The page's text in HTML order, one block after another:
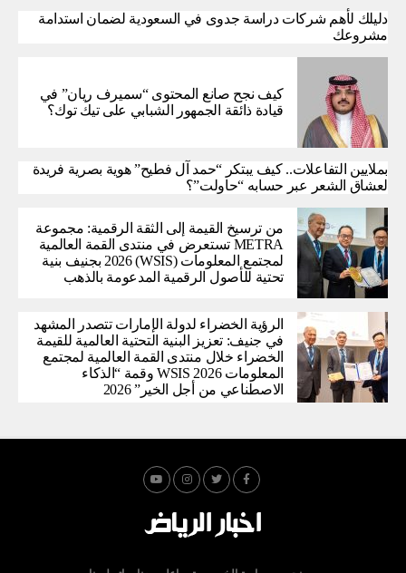
دليلك لأهم شركات دراسة جدوى في السعودية لضمان استدامة
مشروعك
كيف نجح صانع المحتوى “سميرف ريان” في
قيادة ذائقة الجمهور الشبابي على تيك توك؟
بملايين التفاعلات.. كيف يبتكر “حمد آل فطيح” هوية بصرية فريدة
لعشاق الشعر عبر حسابه “حاولت”؟
من ترسيخ القيمة إلى الثقة الرقمية: مجموعة
METRA تستعرض في منتدى القمة العالمية
لمجتمع المعلومات (WSIS) 2026 بجنيف بنية
تحتية للأصول الرقمية المدعومة بالذهب
الرؤية الخضراء لدولة الإمارات تتصدر المشهد
في جنيف: تعزيز البنية التحتية العالمية للقيمة
الخضراء خلال منتدى القمة العالمية لمجتمع
المعلومات WSIS 2026 وقمة “الذكاء
الاصطناعي من أجل الخير” 2026